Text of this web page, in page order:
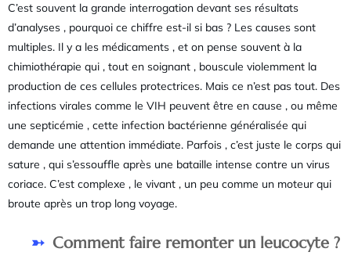
C’est souvent la grande interrogation devant ses résultats
d’analyses , pourquoi ce chiffre est-il si bas ? Les causes sont
multiples. Il y a les médicaments , et on pense souvent à la
chimiothérapie qui , tout en soignant , bouscule violemment la
production de ces cellules protectrices. Mais ce n’est pas tout. Des
infections virales comme le VIH peuvent être en cause , ou même
une septicémie , cette infection bactérienne généralisée qui
demande une attention immédiate. Parfois , c’est juste le corps qui
sature , qui s’essouffle après une bataille intense contre un virus
coriace. C’est complexe , le vivant , un peu comme un moteur qui
broute après un trop long voyage.
Comment faire remonter un leucocyte ?